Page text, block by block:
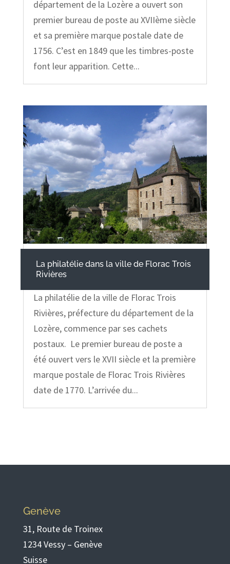
département de la Lozère a ouvert son
premier bureau de poste au XVIIème siècle
et sa première marque postale date de
1756. C’est en 1849 que les timbres-poste
font leur apparition. Cette...
La philatélie dans la ville de Florac Trois
Rivières
La philatélie de la ville de Florac Trois
Rivières, préfecture du département de la
Lozère, commence par ses cachets
postaux. Le premier bureau de poste a
été ouvert vers le XVII siècle et la première
marque postale de Florac Trois Rivières
date de 1770. L’arrivée du...
Genève
31, Route de Troinex
1234 Vessy – Genève
Suisse